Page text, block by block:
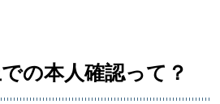
の本人確認って？